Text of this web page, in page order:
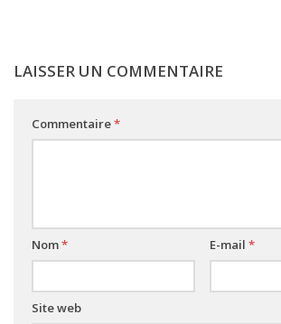
LAISSER UN COMMENTAIRE
Commentaire*
Nom* E-mail *
Site web